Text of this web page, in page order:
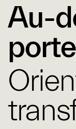
Au-